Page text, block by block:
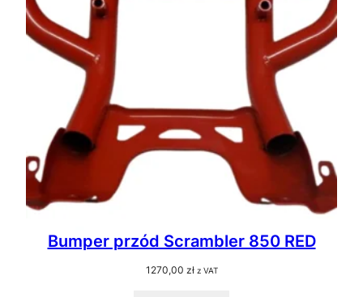
Bumper przód Scrambler 850 RED
1270,00 zł z VAT